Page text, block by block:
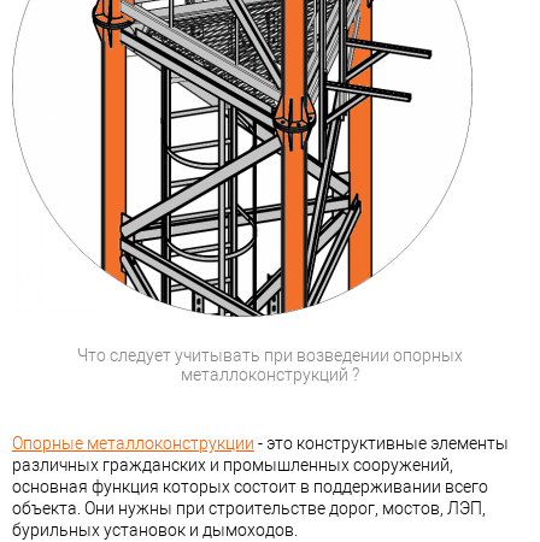
Опорные металлоконструкции - это конструктивные элементы
различных гражданских и промышленных сооружений,
основная функция которых состоит в поддерживании всего
объекта. Они нужны при строительстве дорог, мостов, ЛЭП,
бурильных установок и дымоходов.
Что следует учитывать при возведении опорных
металлоконструкций ?